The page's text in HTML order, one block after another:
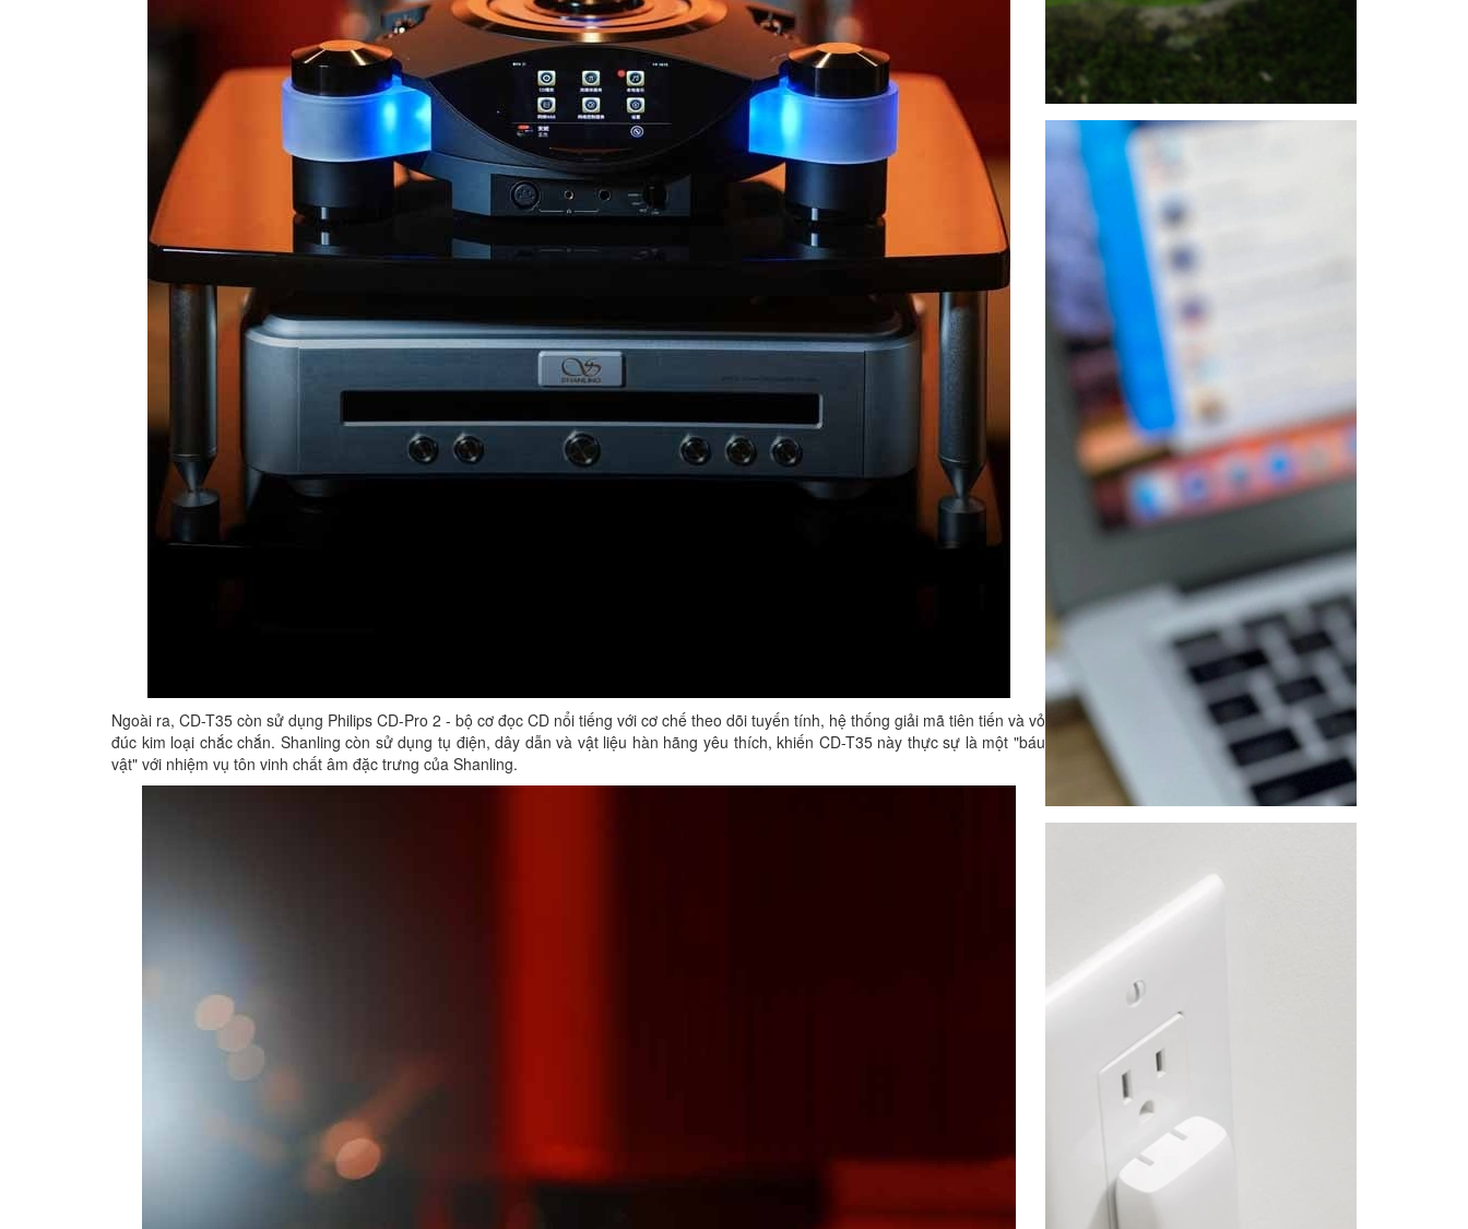
Ngoài ra, CD-T35 còn sử dụng Philips CD-Pro 2 - bộ cơ đọc CD nổi tiếng với cơ chế theo dõi tuyến tính, hệ thống giải mã tiên tiến và vỏ
đúc kim loại chắc chắn. Shanling còn sử dụng tụ điện, dây dẫn và vật liệu hàn hãng yêu thích, khiến CD-T35 này thực sự là một "báu
vật" với nhiệm vụ tôn vinh chất âm đặc trưng của Shanling.